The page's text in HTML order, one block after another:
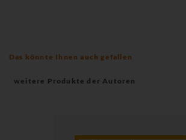
Das könnte Ihnen auch gefallen
weitere Produkte der Autoren